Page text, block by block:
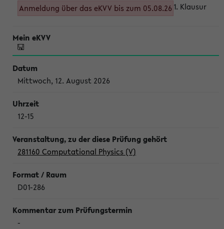
Anmeldung über das eKVV bis zum 05.08.26 1. Klausur
Mittwoch, 12. August 2026
12-15
281160 Computational Physics (V)
D01-286
-